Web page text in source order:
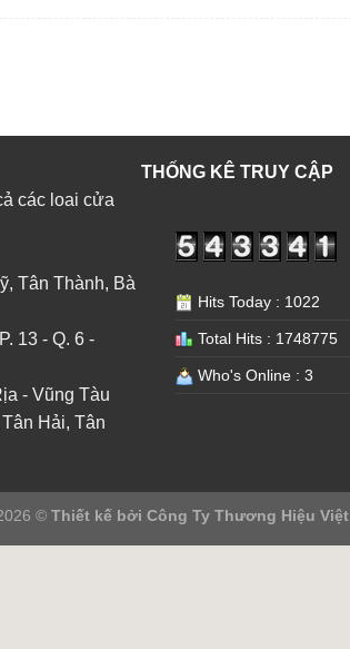
các loai cửa
Tân Thành, Bà
13 - Q. 6 -
- Vũng Tàu
Hải, Tân
THỐNG KÊ TRUY CẬP
Hits Today : 1022
Total Hits : 1748775
Who's Online : 3
© Thiết kế bởi Công Ty Thương Hiệu Việt